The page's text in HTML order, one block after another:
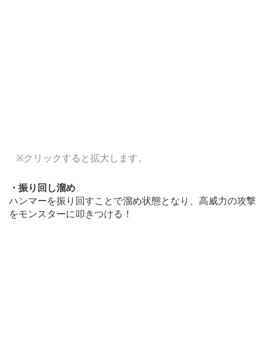
※クリックすると拡大します。
・振り回し溜め
ハンマーを振り回すことで溜め状態となり、高威力の攻撃
をモンスターに叩きつける！